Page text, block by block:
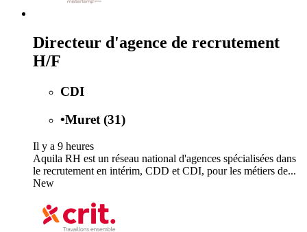
Directeur d'agence de recrutement
H/F
CDI
•Muret (31)
Il y a 9 heures
Aquila RH est un réseau national d'agences spécialisées dans
le recrutement en intérim, CDD et CDI, pour les métiers de...
New